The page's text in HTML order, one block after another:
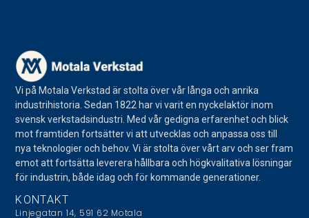
Vi på Motala Verkstad är stolta över vår långa och anrika
industrihistoria. Sedan 1822 har vi varit en nyckelaktör inom
svensk verkstadsindustri. Med vår gedigna erfarenhet och blick
mot framtiden fortsätter vi att utvecklas och anpassa oss till
nya teknologier och behov. Vi är stolta över vårt arv och ser fram
emot att fortsätta leverera hållbara och högkvalitativa lösningar
för industrin, både idag och för kommande generationer.
KONTAKT
Linjegatan 14, 591 62 Motala